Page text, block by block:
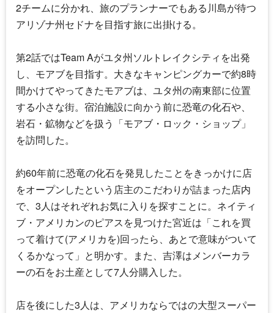
2チームに分かれ、旅のプランナーでもある川島が待つ
アリゾナ州セドナを目指す旅に出掛ける。
第2話ではTeam Aがユタ州ソルトレイクシティを出発
し、モアブを目指す。大きなキャンピングカーで約8時
間かけてやってきたモアブは、ユタ州の南東部に位置
する小さな街。宿泊施設に向かう前に恐竜の化石や、
岩石・鉱物などを扱う「モアブ・ロック・ショップ」
を訪問した。
約60年前に恐竜の化石を発見したことをきっかけに店
をオープンしたという店主のこだわりが詰まった店内
で、3人はそれぞれお気に入りを探すことに。ネイティ
ブ・アメリカンのピアスを見つけた宮近は「これを買
って着けて(アメリカを)回ったら、あとで意味がついて
くるかなって」と明かす。また、吉澤はメンバーカラ
ーの石をお土産として7人分購入した。
店を後にした3人は、アメリカならではの大型スーパー